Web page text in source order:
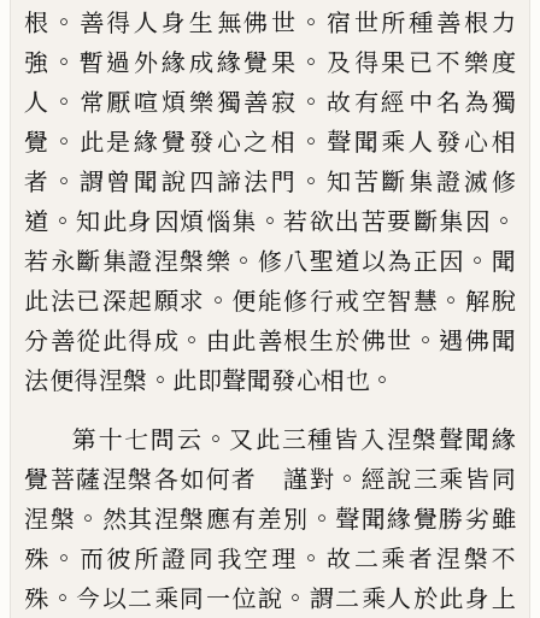
根 。 善得人身生 無佛世 。 宿世所種善根力
強 。 暫過外緣成緣覺果 。 及得果已不樂度
人 。 常厭喧煩樂獨善寂 。 故有經中名為獨
覺 。 此是緣覺發心之相 。 聲聞乘人發心相
者 。 謂曾聞說四諦法門 。 知苦斷集證滅修
道 。知此身因煩惱集 。若欲出苦要斷集因 。
若永斷集證涅槃樂 。 修八聖道以為正因 。 聞
此法已深起願求 。 便能修行戒空智慧 。 解脫
分善從此得成 。 由此善根生於佛世 。 遇佛聞
法便得涅槃 。 此即聲聞發心相也 。
第十七問云 。 又此三種皆入涅槃聲聞緣
覺菩薩涅槃各如何者 謹對 。 經說三乘皆同
涅槃 。 然其涅槃應有差別 。 聲聞緣覺勝劣雖
殊 。 而彼所證同我空理 。 故二乘者涅槃不
殊 。 今以二乘同一位說 。 謂二乘人於此身上